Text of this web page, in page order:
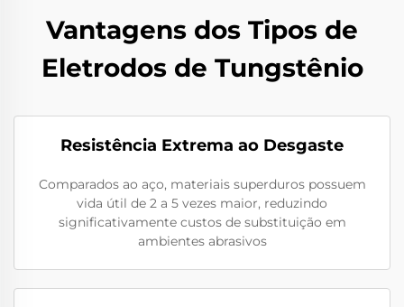
Vantagens dos Tipos de
Eletrodos de Tungstênio
Resistência Extrema ao Desgaste
Comparados ao aço, materiais superduros possuem
vida útil de 2 a 5 vezes maior, reduzindo
significativamente custos de substituição em
ambientes abrasivos